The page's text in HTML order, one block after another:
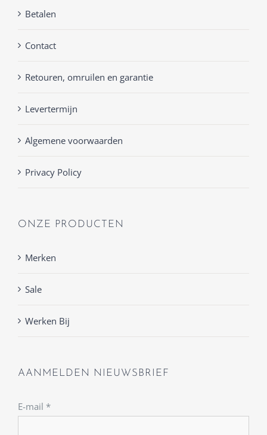
Betalen
Contact
Retouren, omruilen en garantie
Levertermijn
Algemene voorwaarden
Privacy Policy
ONZE PRODUCTEN
Merken
Sale
Werken Bij
AANMELDEN NIEUWSBRIEF
E-mail *